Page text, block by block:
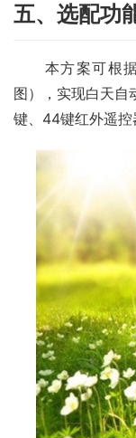
五、选配功
本方案可根据
图），实现白天自
键、44键红外遥控